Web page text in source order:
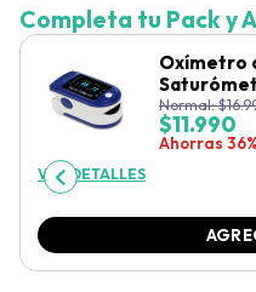
Completa tu Pack y
Oxímetro
Normal:$
$11.990
Ahorras 36%
VER DETALLES